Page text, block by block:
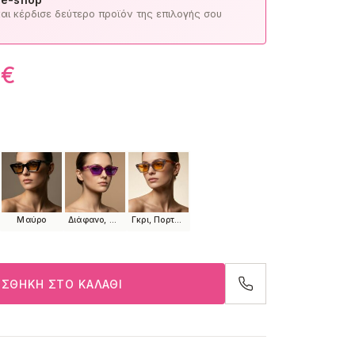
κέρδισε δεύτερο προϊόν της επιλογής σου
€
Μαύρο Διάφανο, Λιλά, Μωβ Γκρι, Πορτοκαλί
ΣΤΟ ΚΑΛΆΘΙ